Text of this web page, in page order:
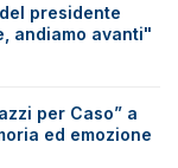
presidente
andiamo avanti"
per Caso” a
ed emozione